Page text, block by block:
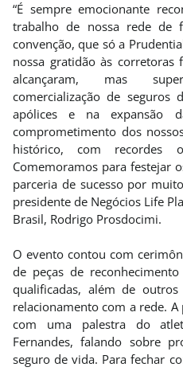
“É sempre emocionante
trabalho de nossa rede de
convenção, que só a
nossa gratidão às corretoras
alcançaram, mas
comercialização de seguros
apólices e na expansão
comprometimento dos
histórico, com recordes
Comemoramos para festejar
parceria de sucesso por
presidente de Negócios Life
Brasil, Rodrigo Prosdocimi.
O evento contou com
de peças de
qualificadas, além de
relacionamento com a rede.
com uma palestra do
Fernandes, falando sobre
seguro de vida. Para fechar